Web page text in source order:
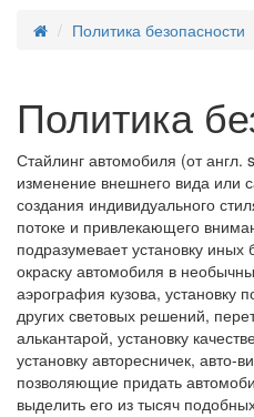
Политика безопасности
Политика
Стайлинг автомобиля (от
изменение внешнего вида или
создания индивидуального
потоке и привлекающего
подразумевает установку
окраску автомобиля в
аэрография кузова, установку
других световых решений,
алькантарой, установку
установку авторесничек, авто-
позволяющие придать
выделить его из тысяч